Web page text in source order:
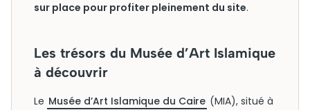
sur place pour profiter pleinement du site.
Les trésors du Musée d’Art Islamique
à découvrir
Le Musée d’Art Islamique du Caire (MIA), situé à